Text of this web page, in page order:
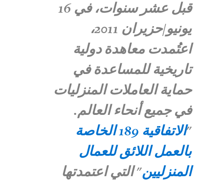
قبل عشر سنوات، في 16
يونيو/حزيران 2011،
اعتُمدت معاهدة دولية
تاريخية للمساعدة في
حماية العاملات المنزليات
في جميع أنحاء العالم.
"
الاتفاقية 189 الخاصة
بالعمل اللائق للعمال
المنزليين" التي اعتمدتها